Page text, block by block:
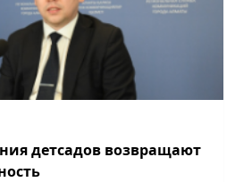
детсадов возвращают